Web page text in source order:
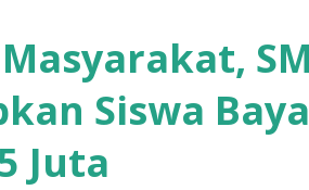
Siswa
Juta